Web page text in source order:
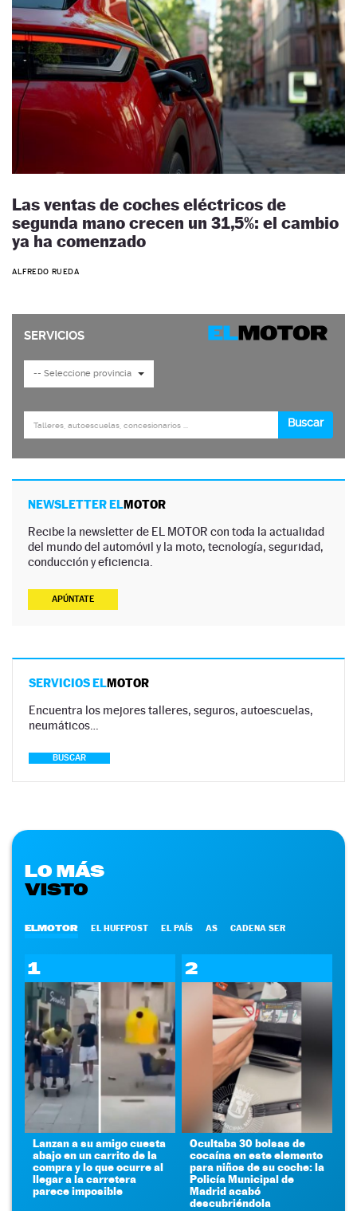
Las ventas de coches eléctricos de
segunda mano crecen un 31,5%: el cambio
ya ha comenzado
ALFREDO RUEDA
NEWSLETTER ELMOTOR
Recibe la newsletter de EL MOTOR con toda la actualidad
del mundo del automóvil y la moto, tecnología, seguridad,
conducción y eficiencia.
APÚNTATE
SERVICIOS ELMOTOR
Encuentra los mejores talleres, seguros, autoescuelas,
neumáticos…
BUSCAR
LO MÁS
VISTO
ELMOTOR EL HUFFPOST EL PAÍS AS CADENA SER
1
Lanzan a su amigo cuesta
abajo en un carrito de la
compra y lo que ocurre al
llegar a la carretera
parece imposible
2
Ocultaba 30 bolsas de
cocaína en este elemento
para niños de su coche: la
Policía Municipal de
Madrid acabó
descubriéndola